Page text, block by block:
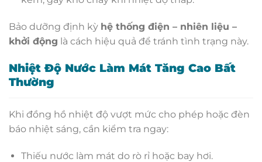
Bảo dưỡng định kỳ hệ thống điện – nhiên liệu –
khởi động là cách hiệu quả để tránh tình trạng này.
Nhiệt Độ Nước Làm Mát Tăng Cao Bất
Thường
Khi đồng hồ nhiệt độ vượt mức cho phép hoặc đèn
báo nhiệt sáng, cần kiểm tra ngay:
Thiếu nước làm mát do rò rỉ hoặc bay hơi.